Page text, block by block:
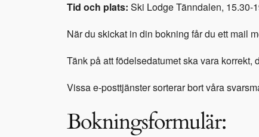
Tid och plats: Ski Lodge Tänndalen, 15.30-
När du skickat in din bokning får du ett mail
Tänk på att födelsedatumet ska vara
Vissa e-posttjänster sorterar bort våra
Bokningsformulär: